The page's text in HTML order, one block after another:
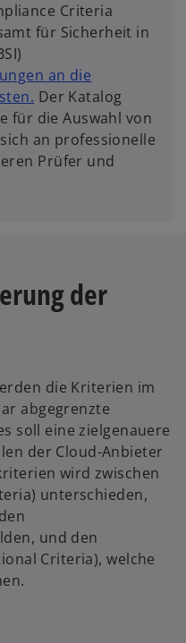
Criteria
für Sicherheit in
an die
Der Katalog
für die Auswahl von
an professionelle
Prüfer und
der
die Kriterien im
abgegrenzte
soll eine zielgenauere
der Cloud-Anbieter
wird zwischen
unterschieden,
und den
Criteria), welche